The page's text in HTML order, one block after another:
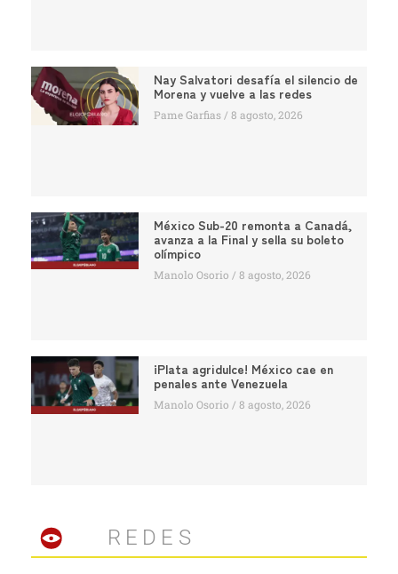
Nay Salvatori desafía el silencio de
Morena y vuelve a las redes
Pame Garfias 8 agosto, 2026
México Sub-20 remonta a Canadá,
avanza a la Final y sella su boleto
olímpico
Manolo Osorio 8 agosto, 2026
¡Plata agridulce! México cae en
penales ante Venezuela
Manolo Osorio 8 agosto, 2026
REDES